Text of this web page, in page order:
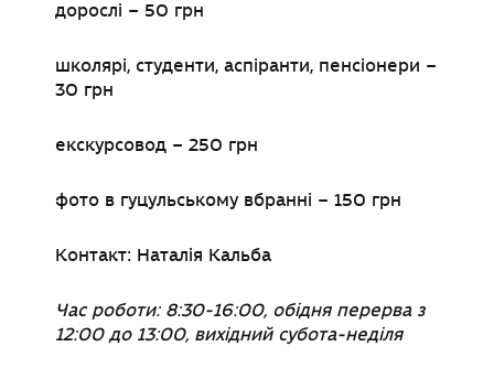
дорослі – 50 грн
школярі, студенти, аспіранти, пенсіонери –
30 грн
екскурсовод – 250 грн
фото в гуцульському вбранні – 150 грн
Контакт: Наталія Кальба
Час роботи: 8:30-16:00, обідня перерва з
12:00 до 13:00, вихідний субота-неділя